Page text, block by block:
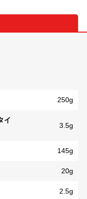
250g
イ
3.5g
145g
20g
2.5g